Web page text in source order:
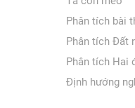
Phân tích bài
Phân tích Đất
Phân tích Hai
Định hướng